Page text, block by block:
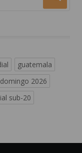
guatemala
2026
sub-20